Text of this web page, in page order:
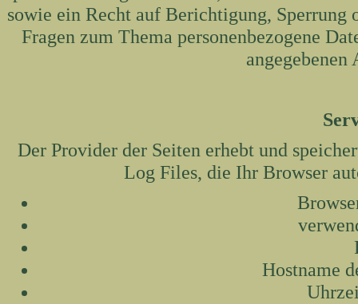
sowie ein Recht auf Berichtigung, Sperrung
Fragen zum Thema personenbezogene
angegebenen
Der Provider der Seiten erhebt und
Log Files, die Ihr Browser
Hostname